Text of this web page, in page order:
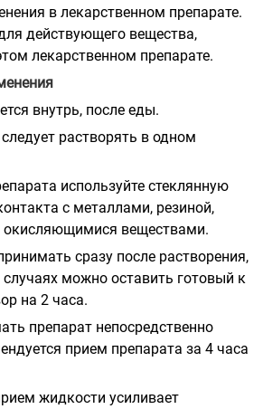
в лекарственном препарате.
действующего вещества,
лекарственном препарате.
внутрь, после еды.
растворять в одном
используйте стеклянную
с металлами, резиной,
окисляющимися веществами.
сразу после растворения,
можно оставить готовый к
на 2 часа.
препарат непосредственно
прием препарата за 4 часа
жидкости усиливает